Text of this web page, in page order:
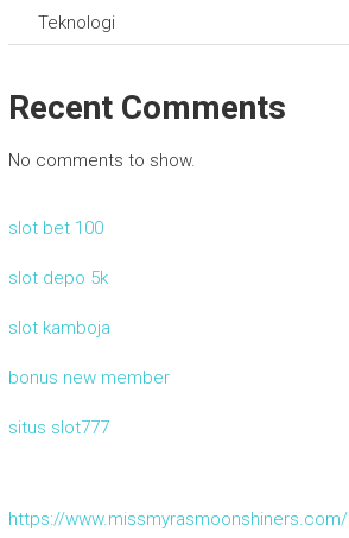
Teknologi
Recent Comments
No comments to show.
slot bet 100
slot depo 5k
slot kamboja
bonus new member
situs slot777
https://www.missmyrasmoonshiners.com/